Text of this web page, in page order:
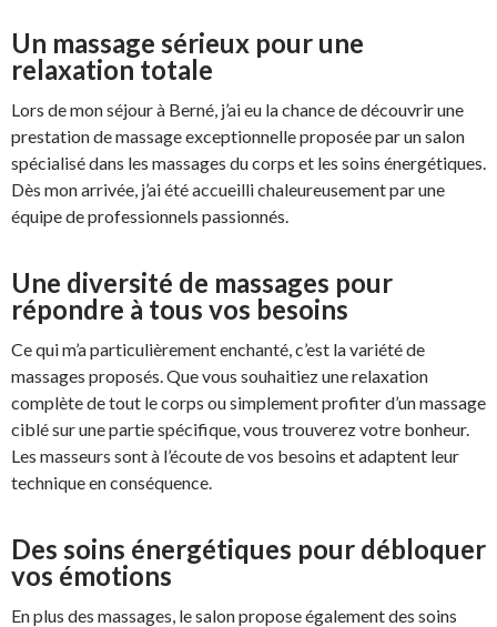
Un massage sérieux pour une
relaxation totale
Lors de mon séjour à Berné, j’ai eu la chance de découvrir une
prestation de massage exceptionnelle proposée par un salon
spécialisé dans les massages du corps et les soins énergétiques.
Dès mon arrivée, j’ai été accueilli chaleureusement par une
équipe de professionnels passionnés.
Une diversité de massages pour
répondre à tous vos besoins
Ce qui m’a particulièrement enchanté, c’est la variété de
massages proposés. Que vous souhaitiez une relaxation
complète de tout le corps ou simplement profiter d’un massage
ciblé sur une partie spécifique, vous trouverez votre bonheur.
Les masseurs sont à l’écoute de vos besoins et adaptent leur
technique en conséquence.
Des soins énergétiques pour débloquer
vos émotions
En plus des massages, le salon propose également des soins